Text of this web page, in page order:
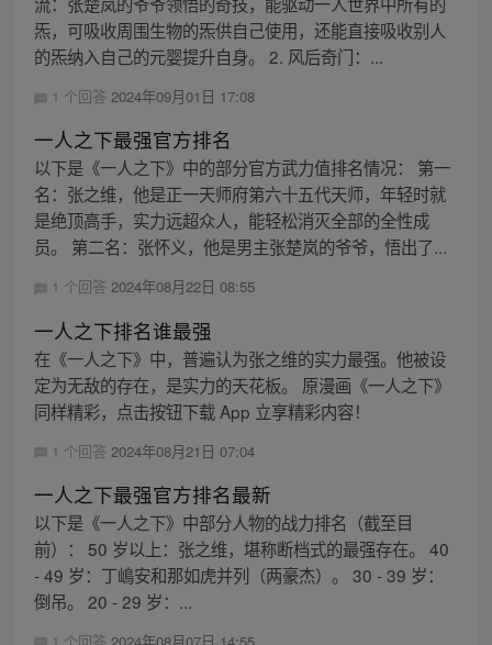
炁，可吸收周围生物的炁供自己使用，还能直接吸收别人
的炁纳入自己的元婴提升自身。 2. 风后奇门：...
1 个回答 2024年09月01日 17:08
一人之下最强官方排名
以下是《一人之下》中的部分官方武力值排名情况： 第一
名：张之维，他是正一天师府第六十五代天师，年轻时就
是绝顶高手，实力远超众人，能轻松消灭全部的全性成
员。 第二名：张怀义，他是男主张楚岚的爷爷，悟出了...
1 个回答 2024年08月22日 08:55
一人之下排名谁最强
在《一人之下》中，普遍认为张之维的实力最强。他被设
定为无敌的存在，是实力的天花板。 原漫画《一人之下》
同样精彩，点击按钮下载 App 立享精彩内容！
1 个回答 2024年08月21日 07:04
一人之下最强官方排名最新
以下是《一人之下》中部分人物的战力排名（截至目
前）： 50 岁以上：张之维，堪称断档式的最强存在。 40
- 49 岁：丁嶋安和那如虎并列（两豪杰）。 30 - 39 岁：
倒吊。 20 - 29 岁：...